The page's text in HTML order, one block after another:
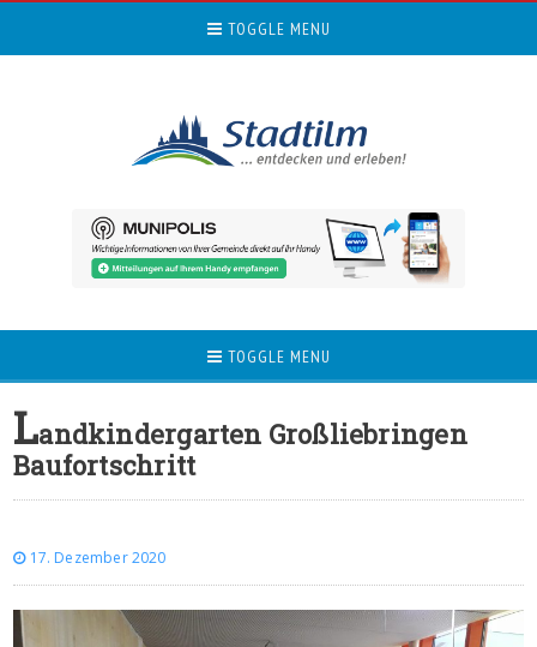
TOGGLE MENU
TOGGLE MENU
Landkindergarten Großliebringen
Baufortschritt
17. Dezember 2020